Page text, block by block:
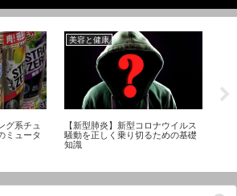
グ系チュ
ミュータ
美容と健康
【新型肺炎】新型コロナウイルス
騒動を正しく乗り切るための基礎
知識